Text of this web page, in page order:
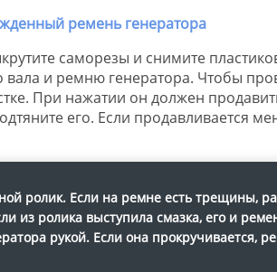
саморезы и снимите
вала и ремню генератора. Чтобы
При нажатии он должен
его. Если продавливается
ролик. Если на ремне есть трещины,
из ролика выступила смазка, его и
рукой. Если она прокручивается,